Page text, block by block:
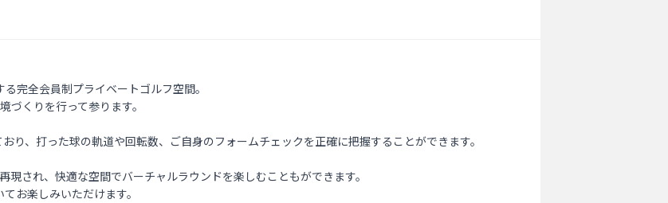
完全会員制プライベートゴルフ空間。
くりを行って参ります。
り、打った球の軌道や回転数、ご自身のフォームチェックを正確に把握することができます。
され、快適な空間でバーチャルラウンドを楽しむこともができます。
お楽しみいただけます。